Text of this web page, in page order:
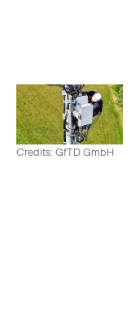
Credits: GfTD GmbH